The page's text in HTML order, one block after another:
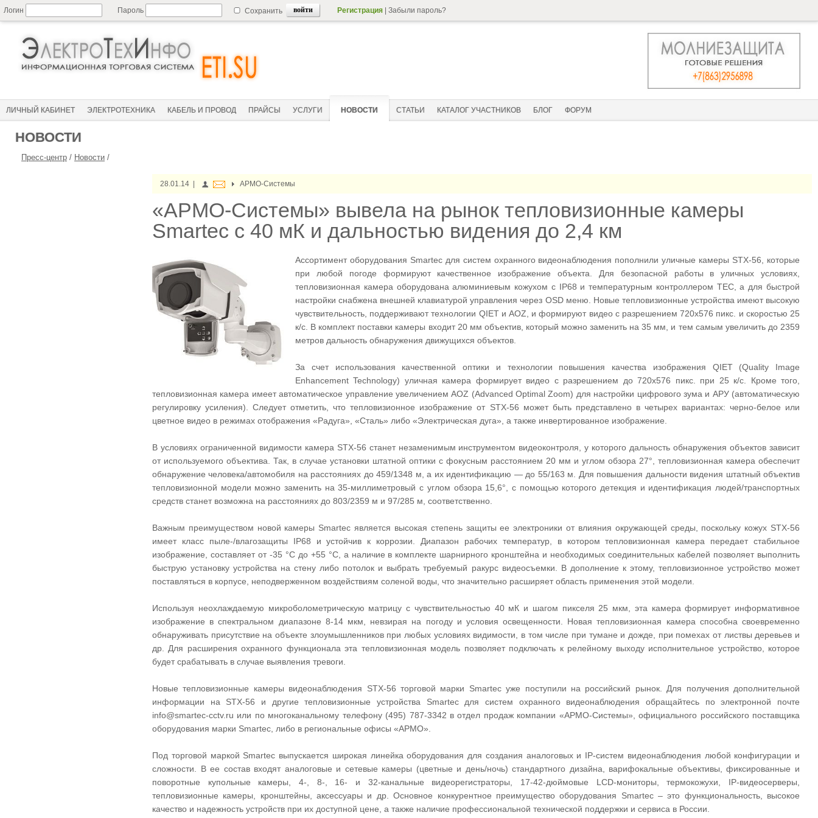
Логин Пароль Сохранить Регистрация Забыли пароль?
ЛИЧНЫЙ КАБИНЕТ ЭЛЕКТРОТЕХНИКА КАБЕЛЬ И ПРОВОД ПРАЙСЫ УСЛУГИ НОВОСТИ СТАТЬИ КАТАЛОГ УЧАСТНИКОВ БЛОГ ФОРУМ
НОВОСТИ
Пресс-центр / Новости /
28.01.14 | АРМО-Системы
«АРМО-Системы» вывела на рынок тепловизионные камеры
Smartec с 40 мК и дальностью видения до 2,4 км
Ассортимент оборудования Smartec для систем охранного видеонаблюдения пополнили уличные камеры STX-56, которые
при любой погоде формируют качественное изображение объекта. Для безопасной работы в уличных условиях,
тепловизионная камера оборудована алюминиевым кожухом с IP68 и температурным контроллером TEC, а для быстрой
настройки снабжена внешней клавиатурой управления через OSD меню. Новые тепловизионные устройства имеют высокую
чувствительность, поддерживают технологии QIET и AOZ, и формируют видео с разрешением 720х576 пикс. и скоростью 25
к/с. В комплект поставки камеры входит 20 мм объектив, который можно заменить на 35 мм, и тем самым увеличить до 2359
метров дальность обнаружения движущихся объектов.
За счет использования качественной оптики и технологии повышения качества изображения QIET (Quality Image
Enhancement Technology) уличная камера формирует видео с разрешением до 720х576 пикс. при 25 к/с. Кроме того,
тепловизионная камера имеет автоматическое управление увеличением AOZ (Advanced Optimal Zoom) для настройки цифрового зума и АРУ (автоматическую
регулировку усиления). Следует отметить, что тепловизионное изображение от STX-56 может быть представлено в четырех вариантах: черно-белое или
цветное видео в режимах отображения «Радуга», «Сталь» либо «Электрическая дуга», а также инвертированное изображение.
В условиях ограниченной видимости камера STX-56 станет незаменимым инструментом видеоконтроля, у которого дальность обнаружения объектов зависит
от используемого объектива. Так, в случае установки штатной оптики с фокусным расстоянием 20 мм и углом обзора 27°, тепловизионная камера обеспечит
обнаружение человека/автомобиля на расстояниях до 459/1348 м, а их идентификацию — до 55/163 м. Для повышения дальности видения штатный объектив
тепловизионной модели можно заменить на 35-миллиметровый с углом обзора 15,6°, с помощью которого детекция и идентификация людей/транспортных
средств станет возможна на расстояниях до 803/2359 м и 97/285 м, соответственно.
Важным преимуществом новой камеры Smartec является высокая степень защиты ее электроники от влияния окружающей среды, поскольку кожух STX-56
имеет класс пыле-/влагозащиты IP68 и устойчив к коррозии. Диапазон рабочих температур, в котором тепловизионная камера передает стабильное
изображение, составляет от -35 °C до +55 °C, а наличие в комплекте шарнирного кронштейна и необходимых соединительных кабелей позволяет выполнить
быструю установку устройства на стену либо потолок и выбрать требуемый ракурс видеосъемки. В дополнение к этому, тепловизионное устройство может
поставляться в корпусе, неподверженном воздействиям соленой воды, что значительно расширяет область применения этой модели.
Используя неохлаждаемую микроболометрическую матрицу с чувствительностью 40 мК и шагом пикселя 25 мкм, эта камера формирует информативное
изображение в спектральном диапазоне 8-14 мкм, невзирая на погоду и условия освещенности. Новая тепловизионная камера способна своевременно
обнаруживать присутствие на объекте злоумышленников при любых условиях видимости, в том числе при тумане и дожде, при помехах от листвы деревьев и
др. Для расширения охранного функционала эта тепловизионная модель позволяет подключать к релейному выходу исполнительное устройство, которое
будет срабатывать в случае выявления тревоги.
Новые тепловизионные камеры видеонаблюдения STX-56 торговой марки Smartec уже поступили на российский рынок. Для получения дополнительной
информации на STX-56 и другие тепловизионные устройства Smartec для систем охранного видеонаблюдения обращайтесь по электронной почте
info@smartec-cctv.ru или по многоканальному телефону (495) 787-3342 в отдел продаж компании «АРМО-Системы», официального российского поставщика
оборудования марки Smartec, либо в региональные офисы «АРМО».
Под торговой маркой Smartec выпускается широкая линейка оборудования для создания аналоговых и IP-систем видеонаблюдения любой конфигурации и
сложности. В ее состав входят аналоговые и сетевые камеры (цветные и день/ночь) стандартного дизайна, варифокальные объективы, фиксированные и
поворотные купольные камеры, 4-, 8-, 16- и 32-канальные видеорегистраторы, 17-42-дюймовые LCD-мониторы, термокожухи, IP-видеосерверы,
тепловизионные камеры, кронштейны, аксессуары и др. Основное конкурентное преимущество оборудования Smartec – это функциональность, высокое
качество и надежность устройств при их доступной цене, а также наличие профессиональной технической поддержки и сервиса в России.